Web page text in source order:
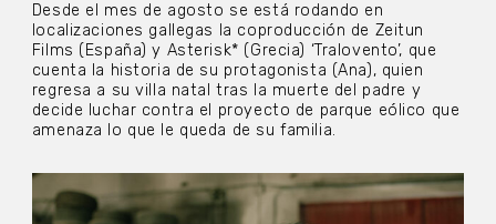
Desde el mes de agosto se está rodando en
localizaciones gallegas la coproducción de Zeitun
Films (España) y Asterisk* (Grecia) ‘Tralovento’, que
cuenta la historia de su protagonista (Ana), quien
regresa a su villa natal tras la muerte del padre y
decide luchar contra el proyecto de parque eólico que
amenaza lo que le queda de su familia.